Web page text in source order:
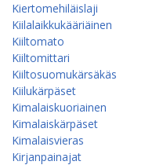
Kiertomehiläislaji
Kiilalaikkukääriäinen
Kiiltomato
Kiiltomittari
Kiiltosuomukärsäkäs
Kiilukärpäset
Kimalaiskuoriainen
Kimalaiskärpäset
Kimalaisvieras
Kirjanpainajat